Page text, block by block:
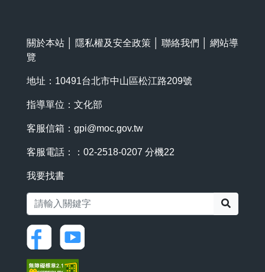
關於本站 隱私權及安全政策 聯絡我們
網站導
覽
地址：10491台北市中山區松江路209號
指導單位：文化部
客服信箱： gpi@moc.gov.tw
客服電話：：02-2518-0207 分機22
我要找書